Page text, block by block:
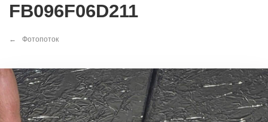
FB096F06D211
Фотопоток